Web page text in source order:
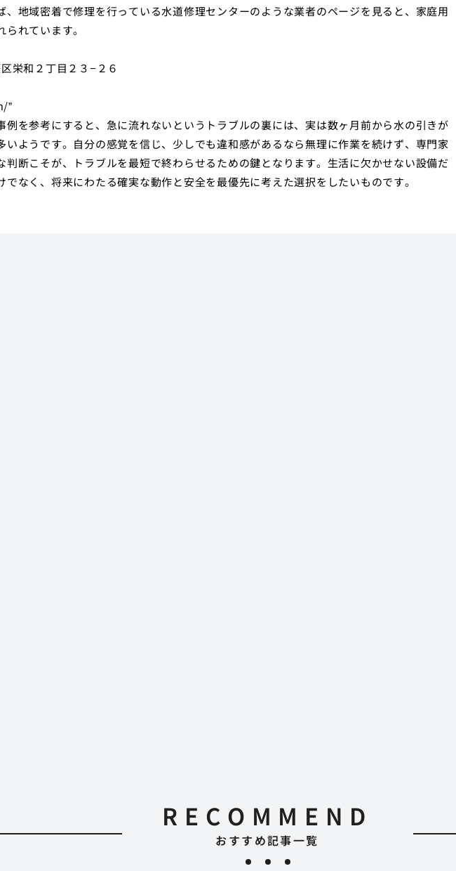
、地域密着で修理を行っている水道修理センターのような業者のページを見ると、家庭用
れています。
栄和２丁目２３−２６
”
例を参考にすると、急に流れないというトラブルの裏には、実は数ヶ月前から水の引きが
いようです。自分の感覚を信じ、少しでも違和感があるなら無理に作業を続けず、専門家
判断こそが、トラブルを最短で終わらせるための鍵となります。生活に欠かせない設備だ
なく、将来にわたる確実な動作と安全を最優先に考えた選択をしたいものです。
RECOMMEND
おすすめ記事一覧